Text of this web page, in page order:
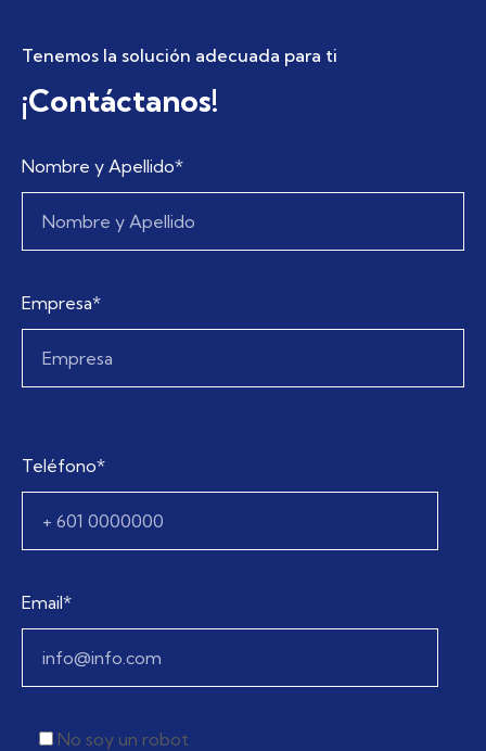
Tenemos la solución adecuada para ti
¡Contáctanos!
Nombre y Apellido*
Empresa*
Teléfono*
Email*
No soy un robot